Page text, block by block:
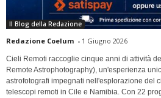
Il Blog della Redazione
Redazione Coelum - 1 Giugno 2026
Cieli Remoti raccoglie cinque anni di attività
Remote Astrophotography), un'esperienza
astrofotografi impegnati nell'esplorazione del
telescopi remoti in Cile e Namibia. Con 22